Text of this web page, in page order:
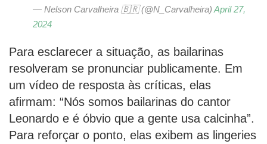
— Nelson Carvalheira 🇧🇷 (@N_Carvalheira) April 27,
2024
Para esclarecer a situação, as bailarinas
resolveram se pronunciar publicamente. Em
um vídeo de resposta às críticas, elas
afirmam: “Nós somos bailarinas do cantor
Leonardo e é óbvio que a gente usa calcinha”.
Para reforçar o ponto, elas exibem as lingeries